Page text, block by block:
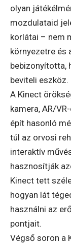
olyan
mozdulataid
korlátai – nem
környezetre és
bebizonyította,
beviteli eszköz.
A Kinect
kamera, AR/
épít hasonló
túl az orvosi
interaktív
hasznosítják
Kinect tett
hogyan lát
használni az
pontjait.
Végső soron a